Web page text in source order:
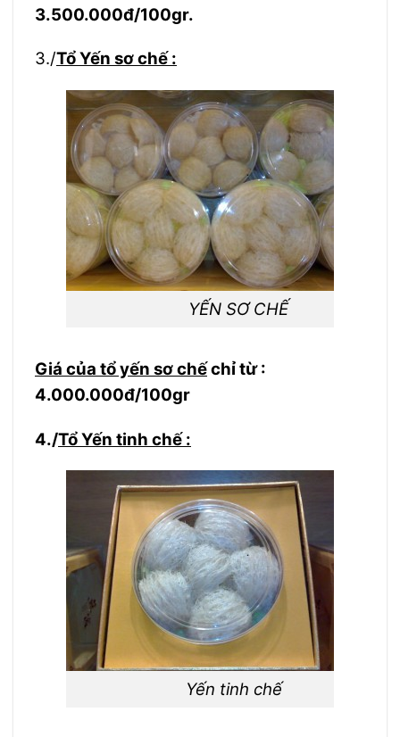
3.500.000đ/100gr.
3./Tổ Yến sơ chế :
YẾN SƠ CHẾ
Giá của tổ yến sơ chếchỉ từ :
4.000.000đ/100gr
4./Tổ Yến tinh chế :
Yến tinh chế